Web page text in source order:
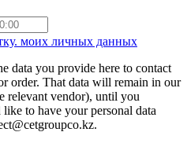
моих личных данных
data you provide here to contact
order. That data will remain in our
relevant vendor), until you
to have your personal data